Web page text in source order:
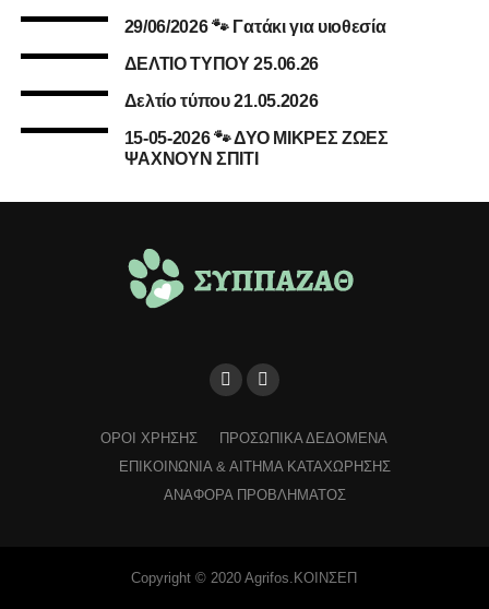
29/06/2026 🐾 Γατάκι για υιοθεσία
ΔΕΛΤΙΟ ΤΥΠΟΥ 25.06.26
Δελτίο τύπου 21.05.2026
15-05-2026 🐾 ΔΥΟ ΜΙΚΡΕΣ ΖΩΕΣ
ΨΑΧΝΟΥΝ ΣΠΙΤΙ
ΟΡΟΙ ΧΡΗΣΗΣ
ΠΡΟΣΩΠΙΚΑ ΔΕΔΟΜΕΝΑ
ΕΠΙΚΟΙΝΩΝΙΑ & ΑΙΤΗΜΑ ΚΑΤΑΧΩΡΗΣΗΣ
ΑΝΑΦΟΡΑ ΠΡΟΒΛΗΜΑΤΟΣ
Copyright © 2020 Agrifos.ΚΟΙΝΣΕΠ